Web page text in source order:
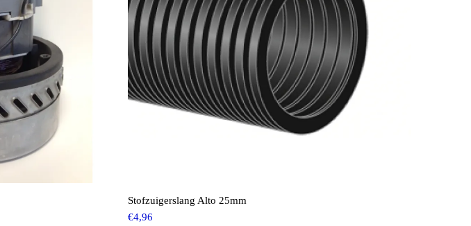
Stofzuigerslang Alto 25mm
€4,96